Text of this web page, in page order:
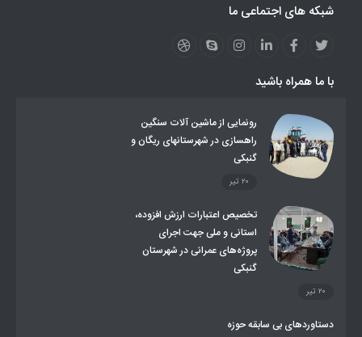
مزایدات و مناقصات
محتوای کانون توسعه
عملکردها
عشایر استان
طرح و برنامه
روند ساماندهی عشایر داوطلب اسکان
تشکیلات اداری
شبکه های اجتماعی ما
با ما همراه باشید
رونمایی از ماشین آلات سنگین
راهسازی در شهرستانهای ریگان و
گنبکی
۲۰ تیر
تخصیص اعتبارات ارزش افزوده،
استانی و ملی جهت اجرای
پروژه‌های عمرانی در شهرستان
گنبکی
۲۰ تیر
دستاوردهای بی سابقه حوزه